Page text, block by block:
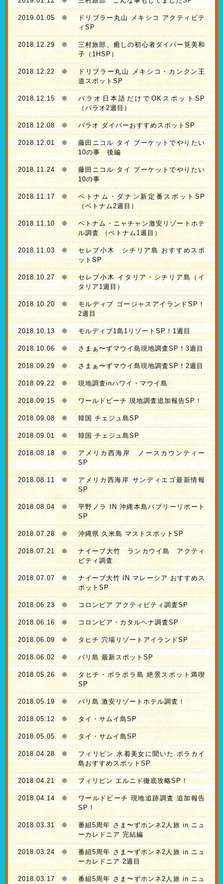
2019.01.05 ❊
ドリブラー丸山 メキシコ アクティビテ
ィSP
2018.12.29 ❊
三村旅部、癒しの初心者ダイバー筧美和
子（1HSP）
2018.12.22 ❊
ドリブラー丸山 メキシコ・カンクン王
道スポットSP
2018.12.15❊
パラオ日本語だけでOKスポットSP
（パラオ2週目）
2018.12.08 ❊ パラオ ダイバーおすすめスポットSP
2018.12.01 ❊
藤田ニコル タイ プーケットでやりたい
10の事 後編
2018.11.24 ❊
藤田ニコル タイ プーケットでやりたい
10の事
2018.11.17 ❊
ベトナム・ダナン新定番スポットSP
（ベトナム2週目）
2018.11.10❊
ベトナム・ニャチャン激安リゾートホテ
ル調査 （ベトナム1週目）
2018.11.03 ❊
セレブ小木 シチリア島 おすすめスポ
ットSP
2018.10.27 ❊
セレブ小木 イタリア・シチリア島（イ
タリア1週目）
2018.10.20❊
モルディブ ゴージャスアイランドSP！
2週目
2018.10.13❊ モルディブ1島1リゾートSP！1週目
2018.10.06 ❊ さまぁ〜ずマウイ島現地調査SP！3週目
2018.09.29 ❊ さまぁ〜ずマウイ島現地調査SP！2週目
2018.09.22 ❊ 現地調査inハワイ・マウイ島
2018.09.15 ❊ ワールドビーチ 現地調査追加報告SP！
2018.09.08 ❊ 韓国 チェジュ島SP
2018.09.01 ❊ 韓国 チェジュ島SP
2018.08.18❊
アメリカ西海岸 ノースカウンティー
SP
2018.08.11 ❊
アメリカ西海岸 サンディエゴ最新情報
SP
2018.08.04❊
平野ノラ IN 沖縄本島バブリーリポート
SP
2018.07.28 ❊ 沖縄県 久米島 マストスポットSP
2018.07.21 ❊
ナイーブ大竹 ランカウイ島 アクティ
ビティ調査
2018.07.07 ❊
ナイーブ大竹 IN マレーシア おすすめス
ポットSP
2018.06.23 ❊ コロンビア アクティビティ調査SP
2018.06.16❊ コロンビア・カタルヘナ調査SP
2018.06.09 ❊ タヒチ 穴場リゾートアイランドSP
2018.06.02 ❊ バリ島 最新スポットSP
2018.05.26 ❊
タヒチ・ボラボラ島 絶景スポット満喫
SP
2018.05.19 ❊ バリ島 激安リゾートホテル調査！
2018.05.12 ❊ タイ・サムイ島SP
2018.05.05 ❊ タイ・サムイ島SP
2018.04.28 ❊
フィリピン 水着美女に聞いた ボラカイ
島おすすめスポットSP
2018.04.21 ❊ フィリピン エルニド徹底攻略SP！
2018.04.14 ❊
ワールドビーチ 現地追跡調査 追加報告
SP！
2018.03.31 ❊
番組5周年 さま〜ずホンネ2人旅 in ニュ
ーカレドニア 完結編
2018.03.24 ❊
番組5周年 さま〜ずホンネ2人旅 in ニュ
ーカレドニア 2週目
2018.03.17 ❊
番組5周年 さま〜ずホンネ2人旅 in ニュ